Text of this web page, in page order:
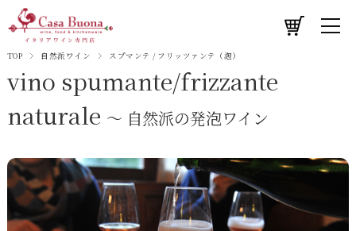
TOP 自然派ワイン スプマンテ / フリッツァンテ（泡）
vino spumante/frizzante
naturale ～ 自然派の発泡ワイン